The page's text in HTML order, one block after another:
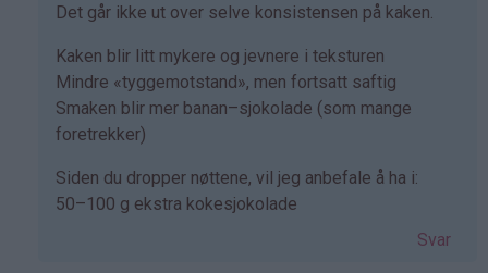
svar
av
Helene
(ikke
bekreftet)
Det går ikke ut over selve konsistensen på kaken.
Kaken blir litt mykere og jevnere i teksturen
Mindre «tyggemotstand», men fortsatt saftig
Smaken blir mer banan–sjokolade (som mange
foretrekker)
Siden du dropper nøttene, vil jeg anbefale å ha i:
50–100 g ekstra kokesjokolade
Svar